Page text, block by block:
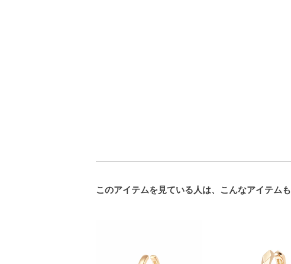
このアイテムを見ている人は、こんなアイテムも